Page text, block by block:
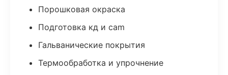
Порошковая окраска
Подготовка кд и cam
Гальванические покрытия
Термообработка и упрочнение